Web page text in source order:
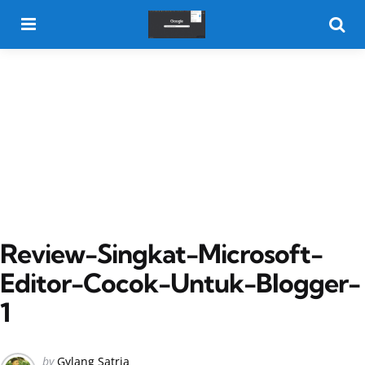
Review-Singkat-Microsoft-
Editor-Cocok-Untuk-Blogger-
1
Posted
by Gylang Satria